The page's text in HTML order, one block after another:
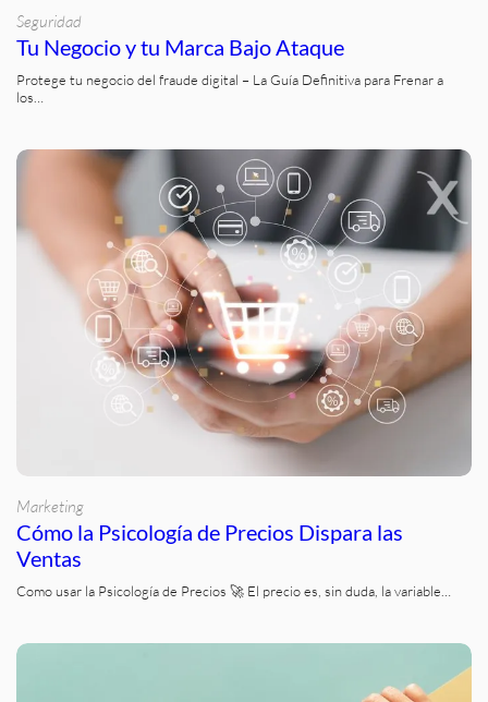
Seguridad
Tu Negocio y tu Marca Bajo Ataque
Protege tu negocio del fraude digital – La Guía Definitiva para Frenar a
los…
Marketing
Cómo la Psicología de Precios Dispara las
Ventas
Como usar la Psicología de Precios 🚀 El precio es, sin duda, la variable…